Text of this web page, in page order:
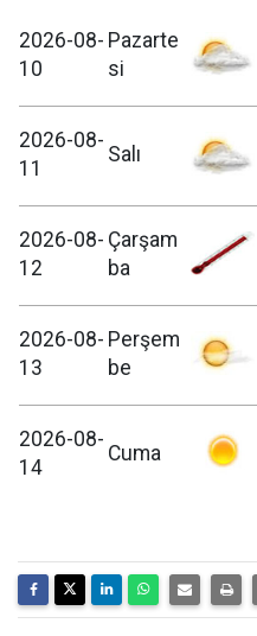
2026-08-
10
Pazarte
si
2026-08-
11
Salı
2026-08-
12
Çarşam
ba
2026-08-
13
Perşem
be
2026-08-
14
Cuma